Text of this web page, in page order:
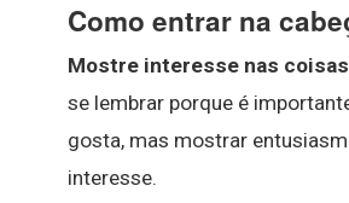
Como entrar na
Mostre interesse nas
se lembrar porque é
gosta, mas mostrar
interesse.